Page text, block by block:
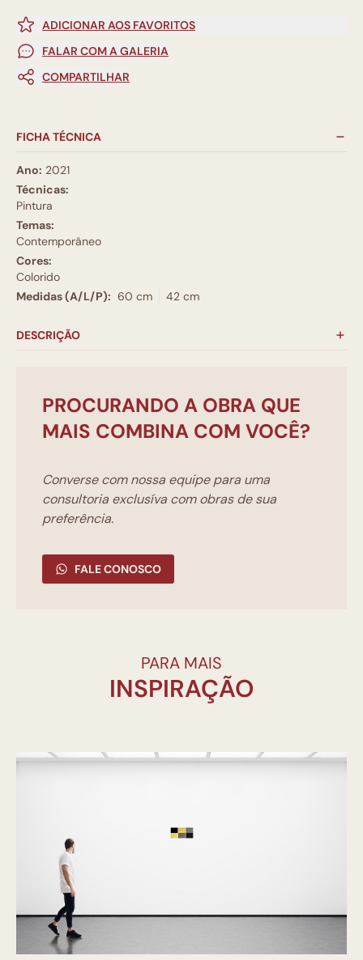
ADICIONAR AOS FAVORITOS
FALAR COM A GALERIA
COMPARTILHAR
FICHA TÉCNICA
Ano: 2021
Técnicas:
Pintura
Temas:
Contemporâneo
Cores:
Colorido
Medidas (A/L/P): 60 cm 42 cm
DESCRIÇÃO
PROCURANDO A OBRA QUE
MAIS COMBINA COM VOCÊ?
Converse com nossa equipe para uma
consultoria exclusíva com obras de sua
preferência.
FALE CONOSCO
PARA MAIS
INSPIRAÇÃO